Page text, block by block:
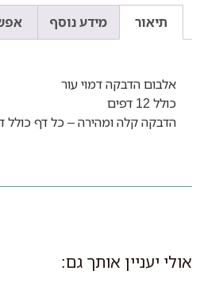
תיאור מידע נוסף
אלבום הדבקה דמוי עור
כולל 12 דפים
הדבקה קלה ומהירה – כל דף כולל
אולי יעניין אותך גם: